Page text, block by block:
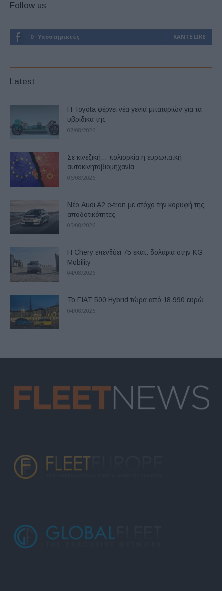
Follow us
0 Υποστηρικτές ΚΆΝΤΕ LIKE
Latest
Η Toyota φέρνει νέα γενιά μπαταριών για τα
υβριδικά της
07/08/2026
Σε κινεζική… πολιορκία η ευρωπαϊκή
αυτοκινητοβιομηχανία
06/08/2026
Νέο Audi A2 e-tron με στόχο την κορυφή της
αποδοτικότητας
05/08/2026
Η Chery επενδύει 75 εκατ. δολάρια στην KG
Mobility
04/08/2026
Το FIAT 500 Hybrid τώρα από 18.990 ευρώ
04/08/2026